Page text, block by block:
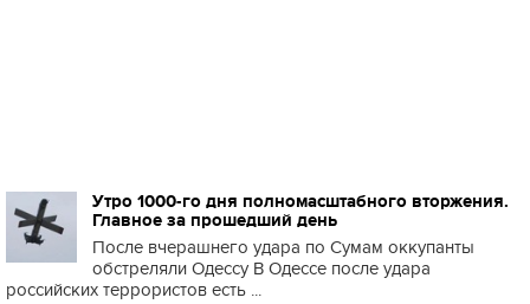
Утро 1000-го дня полномасштабного вторжения.
Главное за прошедший день
После вчерашнего удара по Сумам оккупанты
обстреляли Одессу В Одессе после удара
российских террористов есть ...